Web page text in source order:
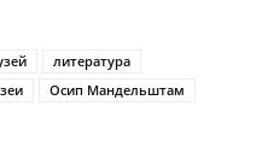
литература
Осип Мандельштам